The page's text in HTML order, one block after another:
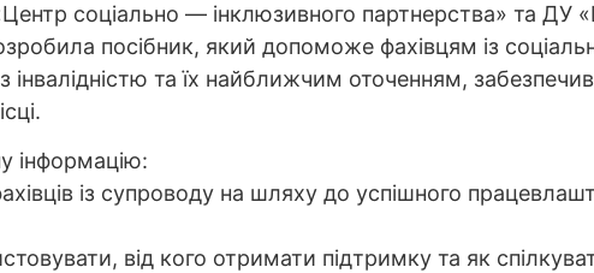
соціально — інклюзивного партнерства» та ДУ
посібник, який допоможе фахівцям із
та їх найближчим оточенням,
інформацію:
із супроводу на шляху до успішного
від кого отримати підтримку та як